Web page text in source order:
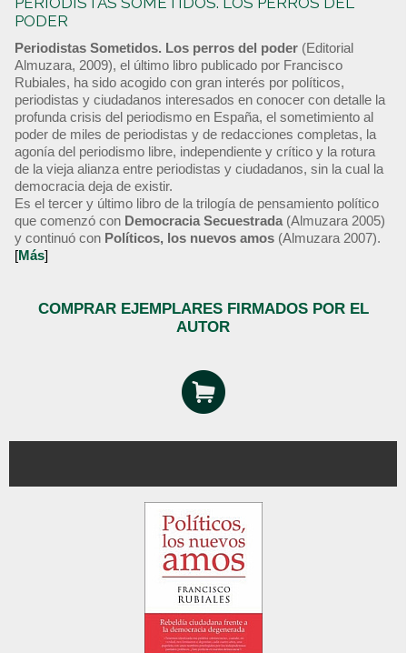
PODER
Periodistas Sometidos. Los perros del poder (Editorial
Almuzara, 2009), el último libro publicado por Francisco
Rubiales, ha sido acogido con gran interés por políticos,
periodistas y ciudadanos interesados en conocer con detalle la
profunda crisis del periodismo en España, el sometimiento al
poder de miles de periodistas y de redacciones completas, la
agonía del periodismo libre, independiente y crítico y la rotura
de la vieja alianza entre periodistas y ciudadanos, sin la cual la
democracia deja de existir.
Es el tercer y último libro de la trilogía de pensamiento político
que comenzó con Democracia Secuestrada (Almuzara 2005)
y continuó con Políticos, los nuevos amos (Almuzara 2007).
[Más]
COMPRAR EJEMPLARES FIRMADOS POR EL
AUTOR